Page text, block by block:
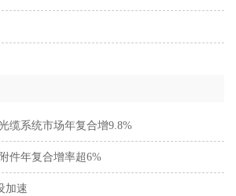
缆系统市场年复合增9.8%
件年复合增率超6%
加速